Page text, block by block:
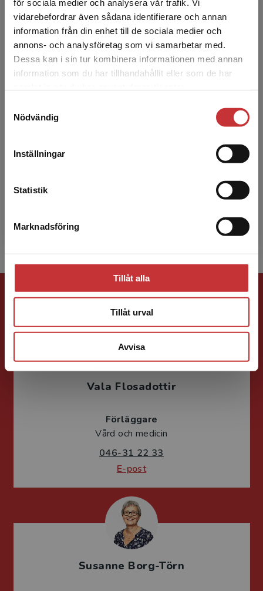
för sociala medier och analysera vår trafik. Vi
vidarebefordrar även sådana identifierare och annan
information från din enhet till de sociala medier och
annons- och analysföretag som vi samarbetar med.
Dessa kan i sin tur kombinera informationen med annan
information som du har tillhandahållit eller som de har
Nödvändig
Inställningar
Statistik
Marknadsföring
Tillåt alla
Tillåt urval
Avvisa
Begränsad fraktregion
Det verkar som att du besöker
studentlitteratur.se via en enhet utanför Sverige.
Vi erbjuder inte leveranser utanför Sverige. För
att kunna slutföra ett köp måste
Hälso- och sjukvårdsadministration med
inriktning mot Hälsoekonomi vid
Förvaltningshögskolan, Göteborgs u...
professor i hälso- och sjukvårdsforskning vid
Förlagskontakt
Vala Flosadottir
Förläggare
Vård och medicin
046-31 22 33
E-post
Susanne Borg-Törn